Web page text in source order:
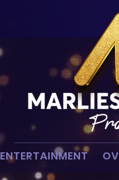
ENTERTAINMENT